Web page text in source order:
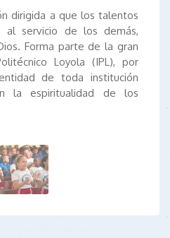
dirigida a que los talentos
al servicio de los demás,
Forma parte de la gran
Loyola (IPL), por
de toda institución
la espiritualidad de los